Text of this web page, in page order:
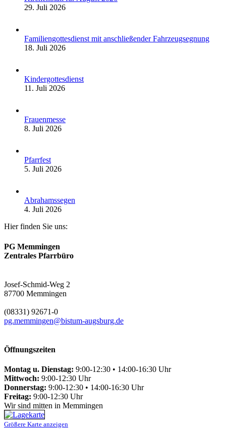
29. Juli 2026
Familiengottesdienst mit anschließender Fahrzeugsegnung
18. Juli 2026
Kindergottesdienst
11. Juli 2026
Frauenmesse
8. Juli 2026
Pfarrfest
5. Juli 2026
Abrahamssegen
4. Juli 2026
Hier finden Sie uns:
PG Memmingen
Zentrales Pfarrbüro
Josef-Schmid-Weg 2
87700 Memmingen
(08331) 92671-0
pg.memmingen@bistum-augsburg.de
Öffnungszeiten
Montag u. Dienstag: 9:00-12:30 • 14:00-16:30 Uhr
Mittwoch: 9:00-12:30 Uhr
Donnerstag: 9:00-12:30 • 14:00-16:30 Uhr
Freitag: 9:00-12:30 Uhr
Wir sind mitten in Memmingen
Größere Karte anzeigen